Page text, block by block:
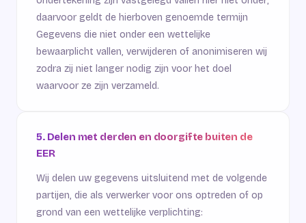
daarvoor geldt de hierboven genoemde termijn
Gegevens die niet onder een wettelijke
bewaarplicht vallen, verwijderen of anonimiseren wij
zodra zij niet langer nodig zijn voor het doel
waarvoor ze zijn verzameld.
5. Delen met derden en doorgifte buiten de
EER
Wij delen uw gegevens uitsluitend met de volgende
partijen, die als verwerker voor ons optreden of op
grond van een wettelijke verplichting: